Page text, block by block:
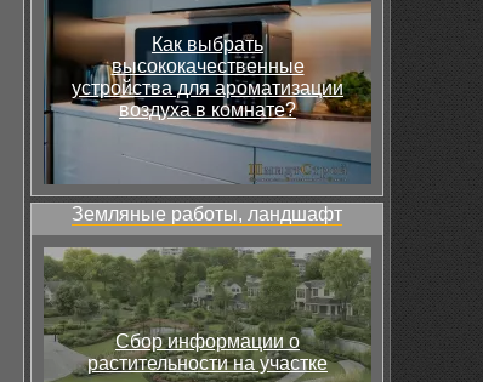
Как выбрать
высококачественные
устройства для ароматизации
воздуха в комнате?
Земляные работы, ландшафт
Сбор информации о
растительности на участке